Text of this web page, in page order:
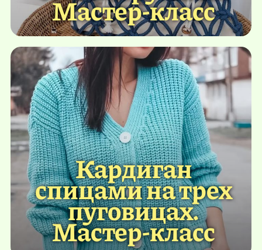
Мастер-класс
Кардиган
спицами на трех
пуговицах.
Мастер-класс